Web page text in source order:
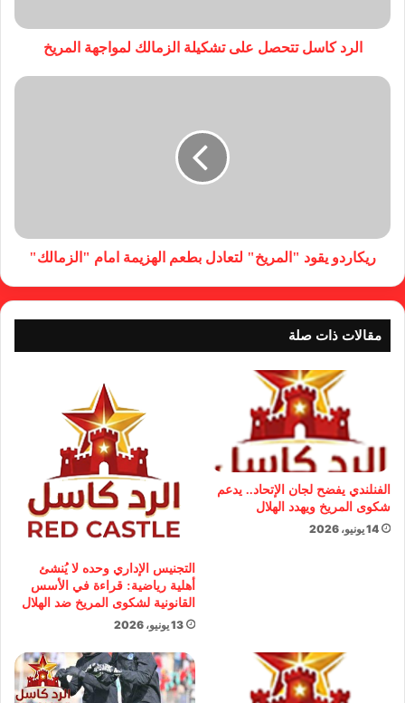
الرد كاسل تتحصل على تشكيلة الزمالك لمواجهة المريخ
ريكاردو يقود "المريخ" لتعادل بطعم الهزيمة امام "الزمالك"
مقالات ذات صلة
الفنلندي يفضح لجان الإتحاد.. يدعم
شكوى المريخ ويهدد الهلال
14 يونيو، 2026
التجنيس الإداري وحده لا يُنشئ
أهلية رياضية: قراءة في الأسس
القانونية لشكوى المريخ ضد الهلال
13 يونيو، 2026